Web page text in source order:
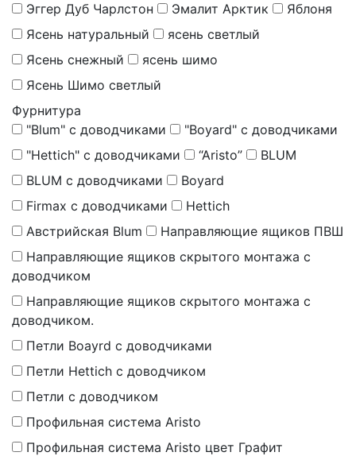
Эггер Дуб Чарлстон
Эмалит Арктик
Яблоня
Ясень натуральный
ясень светлый
Ясень снежный
ясень шимо
Ясень Шимо светлый
Фурнитура
"Blum" с доводчиками
"Boyard" с доводчиками
"Hettich" с доводчиками
“Aristo”
BLUM
BLUM с доводчиками
Boyard
Firmax с доводчиками
Hettich
Австрийская Blum
Направляющие ящиков ПВШ
Направляющие ящиков скрытого монтажа с
доводчиком
Направляющие ящиков скрытого монтажа с
доводчиком.
Петли Boayrd с доводчиками
Петли Hettich с доводчиком
Петли с доводчиком
Профильная система Aristo
Профильная система Aristo цвет Графит